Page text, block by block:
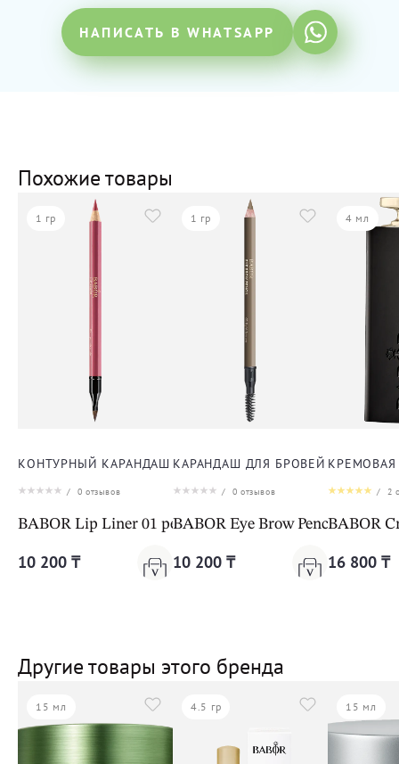
НАПИСАТЬ В WHATSAPP
Похожие товары
1 гр
КОНТУРНЫЙ КАРАНДАШ ДЛЯ ГУБ
/ 0 отзывов
BABOR Lip Liner 01 peach nude
10 200 ₸
1 гр
КАРАНДАШ ДЛЯ БРОВЕЙ
/ 0 отзывов
BABOR Eye Brow Pencil 01 light
10 200 ₸
4 мл
/ 2
BABOR
16 800 ₸
Другие товары этого бренда
15 мл 4.5 гр 15 мл